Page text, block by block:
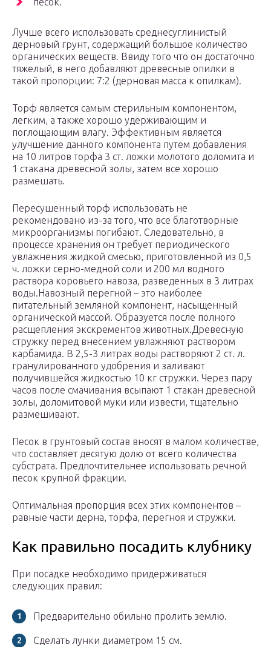
Лучше всего использовать среднесуглинистый
дерновый грунт, содержащий большое количество
органических веществ. Ввиду того что он достаточно
тяжелый, в него добавляют древесные опилки в
такой пропорции: 7:2 (дерновая масса к опилкам).
Торф является самым стерильным компонентом,
легким, а также хорошо удерживающим и
поглощающим влагу. Эффективным является
улучшение данного компонента путем добавления
на 10 литров торфа 3 ст. ложки молотого доломита и
1 стакана древесной золы, затем все хорошо
размешать.
Пересушенный торф использовать не
рекомендовано из-за того, что все благотворные
микроорганизмы погибают. Следовательно, в
процессе хранения он требует периодического
увлажнения жидкой смесью, приготовленной из 0,5
ч. ложки серно-медной соли и 200 мл водного
раствора коровьего навоза, разведенных в 3 литрах
воды.Навозный перегной – это наиболее
питательный земляной компонент, насыщенный
органической массой. Образуется после полного
расщепления экскрементов животных.Древесную
стружку перед внесением увлажняют раствором
карбамида. В 2,5-3 литрах воды растворяют 2 ст. л.
гранулированного удобрения и заливают
получившейся жидкостью 10 кг стружки. Через пару
часов после смачивания всыпают 1 стакан древесной
золы, доломитовой муки или извести, тщательно
размешивают.
Песок в грунтовый состав вносят в малом количестве,
что составляет десятую долю от всего количества
субстрата. Предпочтительнее использовать речной
песок крупной фракции.
Оптимальная пропорция всех этих компонентов –
равные части дерна, торфа, перегноя и стружки.
Как правильно посадить клубнику
При посадке необходимо придерживаться
следующих правил:
Предварительно обильно пролить землю.
Сделать лунки диаметром 15 см.